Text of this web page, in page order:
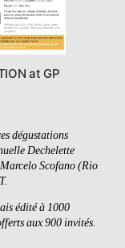
at GP
dégustations
Dechelette
Scofano (Rio
édité à 1000
aux 900 invités.